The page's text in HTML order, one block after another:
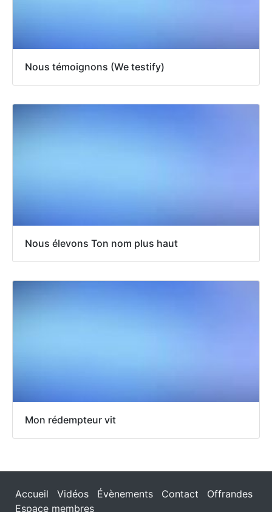
Nous témoignons (We testify)
Nous élevons Ton nom plus haut
Mon rédempteur vit
Accueil Vidéos Évènements Contact
Offrandes
Espace membres